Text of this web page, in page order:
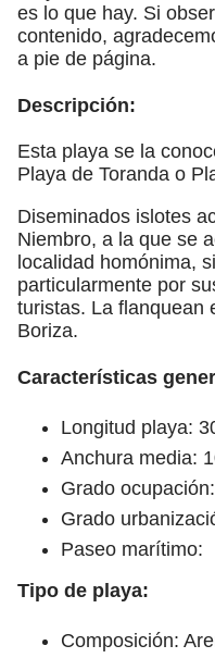
es lo que hay. Si
contenido,
a pie de página.
Descripción:
Esta playa se la
Playa de Toranda o
Diseminados islotes
Niembro, a la que se
localidad homónima,
particularmente por
turistas. La flanquean
Boriza.
Características
Longitud playa:
Anchura media:
Grado
Grado
Paseo marítimo:
Tipo de playa:
Composición: